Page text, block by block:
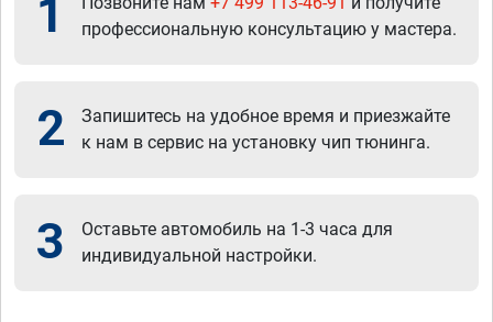
1
профессиональную консультацию у мастера.
2
Запишитесь на удобное время и приезжайте
к нам в сервис на установку чип тюнинга.
3
Оставьте автомобиль на 1-3 часа для
индивидуальной настройки.